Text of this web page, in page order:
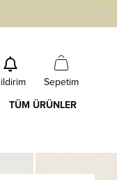
Sepetim
TÜM ÜRÜNLER